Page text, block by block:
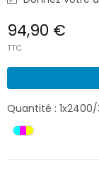
94,90 €
TTC
Quantité : 1x2400/